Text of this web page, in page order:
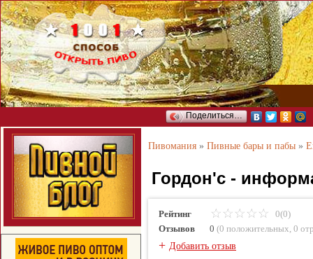
Поделиться…
Пивомания » Пивные бары и пабы »
Гордон'с -
Рейтинг
0(0)
Отзывов
0 (0 положительных, 0
+ Добавить отзыв